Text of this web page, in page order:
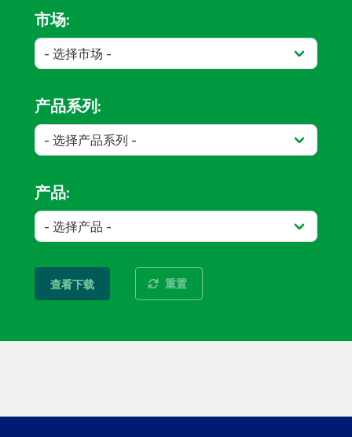
市场:
产品系列:
产品:
查看下载 重置